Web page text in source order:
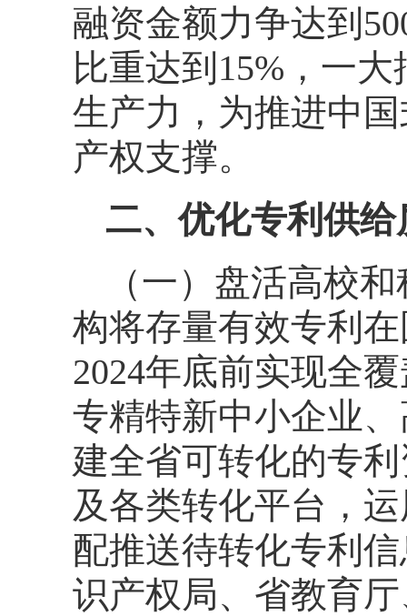
融资金额力争达到
比重达到15%，一
生产力，为推进中
产权支撑。
二、优化专利供给
（一）盘活高校
构将存量有效专利
2024年底前实现全
专精特新中小企业
建全省可转化的专
及各类转化平台，
配推送待转化专利
识产权局、省教育